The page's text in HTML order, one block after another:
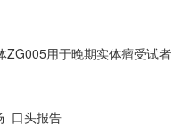
ZG005用于晚期实体瘤受试者
口头报告